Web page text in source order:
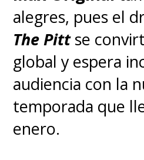
alegres, pues el
The Pittse
global y espera
audiencia con la
temporada que
enero.